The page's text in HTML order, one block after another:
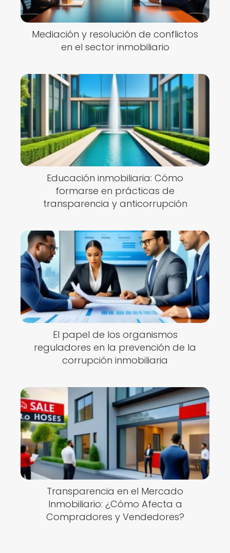
Mediación y resolución de conflictos
en el sector inmobiliario
Educación inmobiliaria: Cómo
formarse en prácticas de
transparencia y anticorrupción
El papel de los organismos
reguladores en la prevención de la
corrupción inmobiliaria
Transparencia en el Mercado
Inmobiliario: ¿Cómo Afecta a
Compradores y Vendedores?